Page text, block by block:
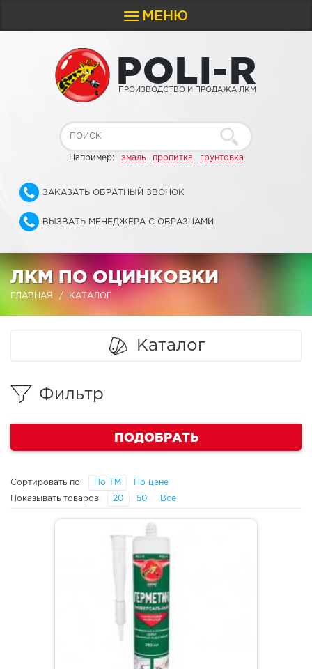
Toggle
navigation
МЕНЮ
POLI-R
ПРОИЗВОДСТВО И ПРОДАЖА ЛКМ
Например: эмаль пропитка грунтовка
ЗАКАЗАТЬ ОБРАТНЫЙ ЗВОНОК
ВЫЗВАТЬ МЕНЕДЖЕРА С ОБРАЗЦАМИ
ЛКМ ПО ОЦИНКОВКИ
ГЛАВНАЯ КАТАЛОГ
Каталог
Фильтр
ПОДОБРАТЬ
Сортировать по: По ТМ По цене
Показывать товаров: 20 50 Все